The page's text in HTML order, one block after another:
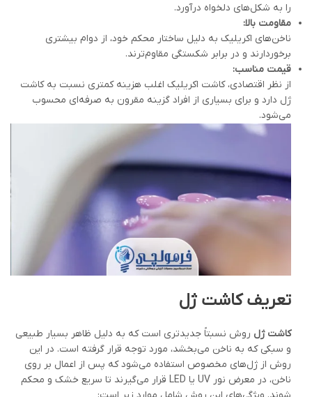
را به شکل‌های دلخواه درآورد.
مقاومت بالا:
ناخن‌های اکریلیک به دلیل ساختار محکم خود، از دوام بیشتری
برخوردارند و در برابر شکستگی مقاوم‌ترند.
قیمت مناسب:
از نظر اقتصادی، کاشت اکریلیک اغلب هزینه کمتری نسبت به کاشت
ژل دارد و برای بسیاری از افراد گزینه مقرون به صرفه‌ای محسوب
می‌شود.
تعریف کاشت ژل
کاشت ژل روش نسبتاً جدیدتری است که به دلیل ظاهر بسیار طبیعی
و سبکی که به ناخن می‌بخشد، مورد توجه قرار گرفته است. در این
روش از ژل‌های مخصوص استفاده می‌شود که پس از اعمال بر روی
ناخن، در معرض نور UV یا LED قرار می‌گیرند تا سریع خشک و محکم